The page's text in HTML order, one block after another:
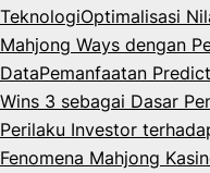
TeknologiOptimalisasi
Mahjong Ways dengan
DataPemanfaatan
Wins 3 sebagai Dasar
Perilaku Investor
Fenomena Mahjong